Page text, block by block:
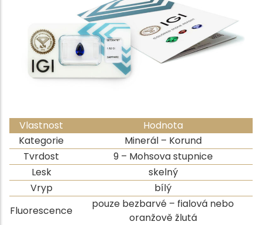
Vlastnost
Hodnota
Kategorie
Minerál – Korund
Tvrdost
9 – Mohsova stupnice
Lesk
skelný
Vryp
bílý
Fluorescence
pouze bezbarvé – fialová nebo
oranžově žlutá